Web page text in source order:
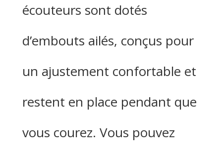
écouteurs sont dotés
d’embouts ailés, conçus pour
un ajustement confortable et
restent en place pendant que
vous courez. Vous pouvez